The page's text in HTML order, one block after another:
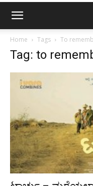
Home Tags To
Tag: to